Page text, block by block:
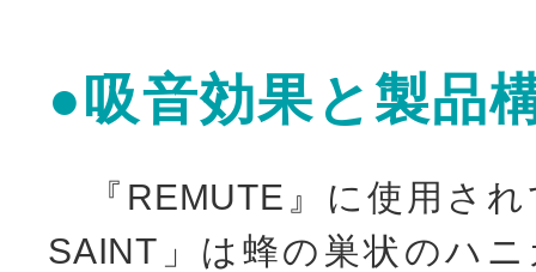
●吸音効果と製品
『REMUTE』に使用さ
SAINT」は蜂の巣状のハ